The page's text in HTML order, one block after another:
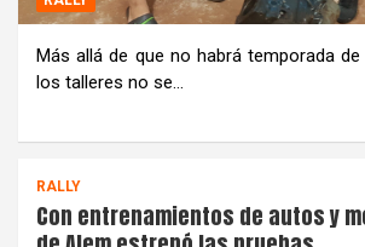
Más allá de que no habrá temporada
los talleres no se…
RALLY
Con entrenamientos de autos y